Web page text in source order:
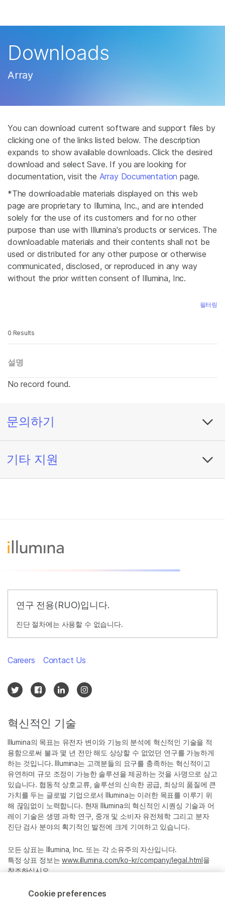
학습
추천 링크
Downloads
Array
You can download current software and support files by
clicking one of the links listed below. The description
expands to show available downloads. Click the desired
download and select Save. If you are looking for
documentation, visit the Array Documentation page.
*The downloadable materials displayed on this web
page are proprietary to Illumina, Inc., and are intended
solely for the use of its customers and for no other
purpose than use with Illumina's products or services. The
downloadable materials and their contents shall not be
used or distributed for any other purpose or otherwise
communicated, disclosed, or reproduced in any way
without the prior written consent of Illumina, Inc.
필터링
0 Results
설명
No record found.
문의하기
기타 지원
연구 전용(RUO)입니다.
진단 절차에는 사용할 수 없습니다.
혁신적인 기술
Illumina의 목표는 유전자 변이와 기능의 분석에 혁신적인 기술을 적
용함으로써 불과 몇 년 전만 해도 상상할 수 없었던 연구를 가능하게
하는 것입니다. Illumina는 고객분들의 요구를 충족하는 혁신적이고
유연하며 규모 조정이 가능한 솔루션을 제공하는 것을 사명으로 삼고
있습니다. 협동적 상호교류, 솔루션의 신속한 공급, 최상의 품질에 큰
가치를 두는 글로벌 기업으로서 Illumina는 이러한 목표를 이루기 위
해 끊임없이 노력합니다. 현재 Illumina의 혁신적인 시퀀싱 기술과 어
레이 기술은 생명 과학 연구, 중개 및 소비자 유전체학 그리고 분자
진단 검사 분야의 획기적인 발전에 크게 기여하고 있습니다.
모든 상표는 Illumina, Inc. 또는 각 소유주의 자산입니다.
특정 상표 정보는www.illumina.com/ko-kr/company/legal.html을
참조하십시오.
Careers Contact Us
습니다. 주요 관심 분야를 선택해 주세요:
×
미생물학 연구
Cookie preferences